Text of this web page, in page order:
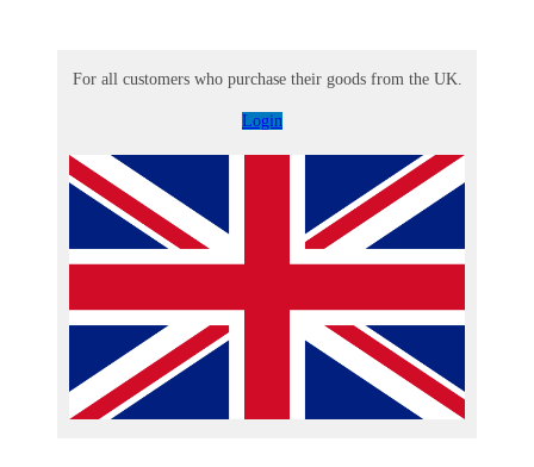
For all customers who purchase their goods from the UK.
Login